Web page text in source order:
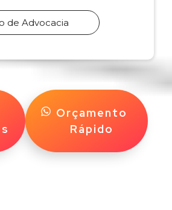
de Advocacia
Orçamento
Rápido